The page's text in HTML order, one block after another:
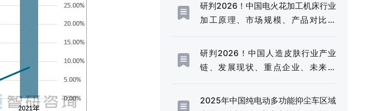
研判2026！中国电火花加工机床行业
加工原理、市场规模、产品对比分
高端化转型加速推进[图]
研判2026！中国人造皮肤行业产业
链、发展现状、重点企业、未来趋
模持续扩容[图]
2025年中国纯电动多功能抑尘车区域